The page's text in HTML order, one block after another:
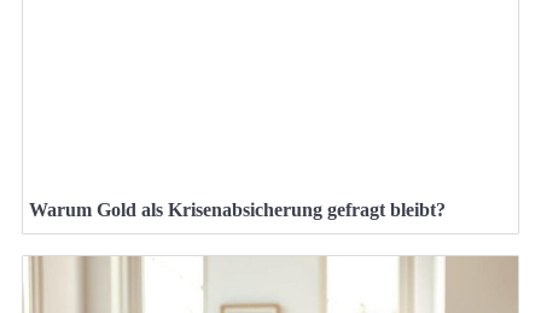
Warum Gold als Krisenabsicherung gefragt bleibt?